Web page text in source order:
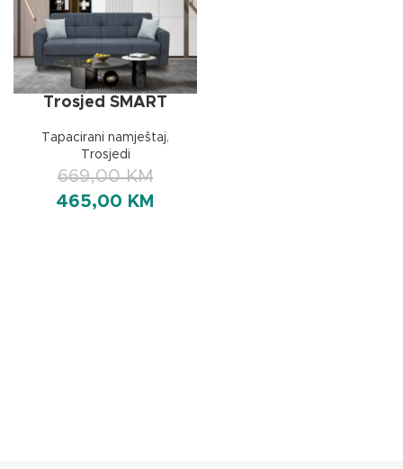
Trosjed SMART
Tapacirani namještaj,
Trosjedi
669,00KM
465,00 KM